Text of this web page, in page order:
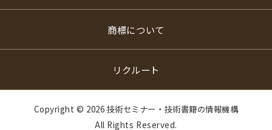
商標について
リクルート
Copyright © 2026 技術セミナー・技術書籍の情報機構
All Rights Reserved.